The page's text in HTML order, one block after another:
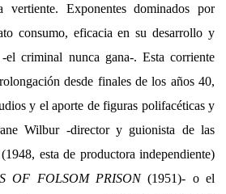
Exponentes dominados por
consumo, eficacia en su desarrollo y
-el criminal nunca gana-. Esta corriente
desde finales de los años 40,
y el aporte de figuras polifacéticas y
Wilbur -director y guionista de las
esta de productora independiente)
OF FOLSOM PRISON(1951)- o el